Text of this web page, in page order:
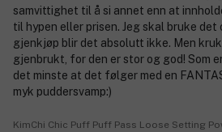
samvittighet til å si annet enn at
til hypen eller prisen. Jeg skal bruke det
gjenkjøp blir det absolutt ikke. Men
gjenbrukt, for den er stor og god! Som
det minste at det følger med en
myk puddersvamp:)
KimChi Chic Puff Puff Pass Loose Setting